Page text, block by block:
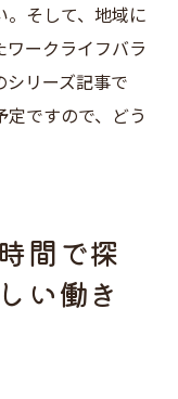
。そして、地域に
ークライフバラ
シリーズ記事で
ですので、どう
間で探
い働き